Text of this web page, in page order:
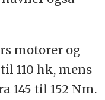
motorer og
110 hk, mens
145 til 152 Nm.